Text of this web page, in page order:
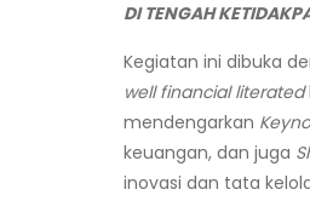
DI TENGAH
Kegiatan ini dibuka
well financial literated
mendengarkan
keuangan, dan juga
inovasi dan tata